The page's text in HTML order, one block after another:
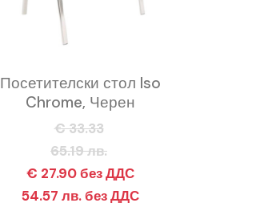
Посетителски стол Iso
Chrome, Черен
€ 33.33
65.19 лв.
€ 27.90 без ДДС
54.57 лв. без ДДС